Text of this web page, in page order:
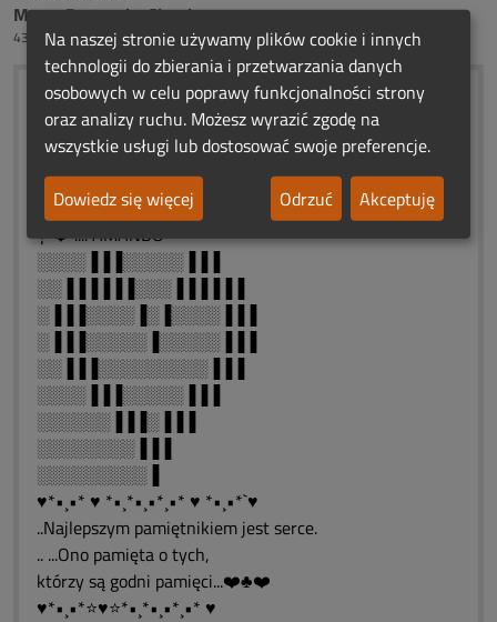
Mama Bartoszka Ciszek
43 tygodni temu
...☀️ ❤️
¯❄️ ❀¯¯¯
┊ ❤️. ┊... ROCZNICOWE
┊ ❀❤️... ŚWIATEŁKA
❀ ❤️ .... PAMIĘCI
┊ ❤️ .... AMANDO
░░░░▐▐▐░░░░░▐▐▐
░░▐▐▐▐▐▐░░░▐▐▐▐▐▐
░▐▐▐░░░░▐░▐░░░░▐▐▐
░▐▐▐░░░░░▐░░░░░▐▐▐
░░▐▐▐░░░░░░░░░▐▐▐
░░░░▐▐▐░░░░░▐▐▐
░░░░░░▐▐▐░▐▐▐
░░░░░░░░▐▐▐
░░░░░░░░░▐
♥*•¸•* ♥ *•¸*•¸•*¸•* ♥ *•¸•*`♥
..Najlepszym pamiętnikiem jest serce.
.. ...Ono pamięta o tych,
którzy są godni pamięci...❤️♣❤️
♥*•¸•*⭐♥⭐*•¸*•¸•*¸•* ♥
Na naszej stronie używamy plików cookie i innych
technologii do zbierania i przetwarzania danych
osobowych w celu poprawy funkcjonalności strony
oraz analizy ruchu. Możesz wyrazić zgodę na
wszystkie usługi lub dostosować swoje preferencje.
Dowiedz się więcej
Odrzuć Akceptuję